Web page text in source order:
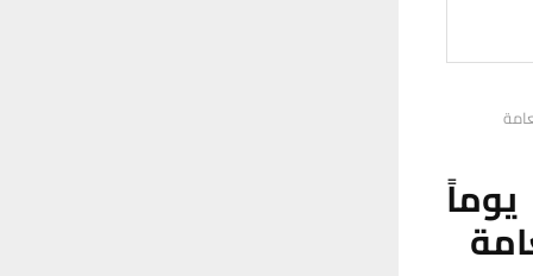
ذي قار تُمهِل المرشحين 30 يوماً